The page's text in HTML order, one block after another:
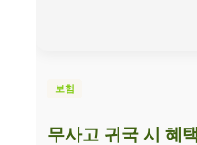
보험
무사고 귀국 시 혜